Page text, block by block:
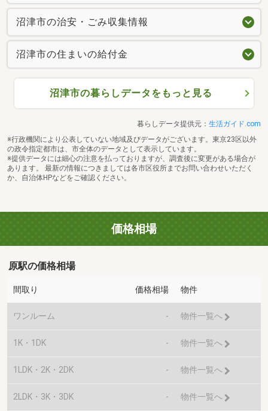
沼津市の治安・ごみ収集情報
沼津市の住まいの給付金
沼津市の暮らしデータをもっと見る
暮らしデータ提供元： 生活ガイド.com
※行政機関により公表していない地域及びデータがございます。東京23区以外
の政令指定都市は、市全体のデータとして表示しています。
※提供データには細心の注意を払っておりますが、調査後に変更がある場合が
あります。 最新の情報につきましては各市区役所までお問い合わせいただく
か、自治体HPなどをご確認ください。
価格相場
原駅の価格相場
間取り 価格相場 物件
ワンルーム - 物件一覧へ
1K・1DK - 物件一覧へ
1LDK・2K・2DK - 物件一覧へ
2LDK・3K・3DK - 物件一覧へ